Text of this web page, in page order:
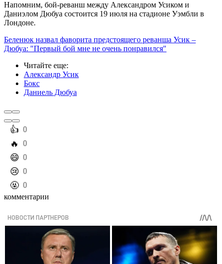
Напомним, бой-реванш между Александром Усиком и
Даниэлом Дюбуа состоится 19 июля на стадионе Уэмбли в
Лондоне.
Беленюк назвал фаворита предстоящего реванша Усик –
Дюбуа: "Первый бой мне не очень понравился"
Читайте еще:
Александр Усик
Бокс
Даниель Дюбуа
️👍 0
️🔥 0
️😄 0
️😢 0
️🤬 0
комментарии